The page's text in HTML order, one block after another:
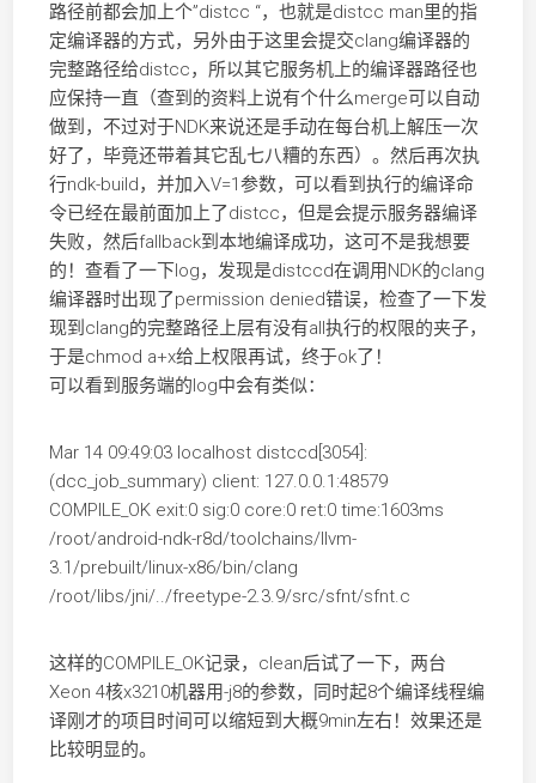
路径前都会加上个”distcc “，也就是distcc man里的指
定编译器的方式，另外由于这里会提交clang编译器的
完整路径给distcc，所以其它服务机上的编译器路径也
应保持一直（查到的资料上说有个什么merge可以自动
做到，不过对于NDK来说还是手动在每台机上解压一次
好了，毕竟还带着其它乱七八糟的东西）。然后再次执
行ndk-build，并加入V=1参数，可以看到执行的编译命
令已经在最前面加上了distcc，但是会提示服务器编译
失败，然后fallback到本地编译成功，这可不是我想要
的！查看了一下log，发现是distccd在调用NDK的clang
编译器时出现了permission denied错误，检查了一下发
现到clang的完整路径上层有没有all执行的权限的夹子，
于是chmod a+x给上权限再试，终于ok了！
可以看到服务端的log中会有类似：
Mar 14 09:49:03 localhost distccd[3054]:
(dcc_job_summary) client: 127.0.0.1:48579
COMPILE_OK exit:0 sig:0 core:0 ret:0 time:1603ms
/root/android-ndk-r8d/toolchains/llvm-
3.1/prebuilt/linux-x86/bin/clang
/root/libs/jni/../freetype-2.3.9/src/sfnt/sfnt.c
这样的COMPILE_OK记录，clean后试了一下，两台
Xeon 4核x3210机器用-j8的参数，同时起8个编译线程编
译刚才的项目时间可以缩短到大概9min左右！效果还是
比较明显的。